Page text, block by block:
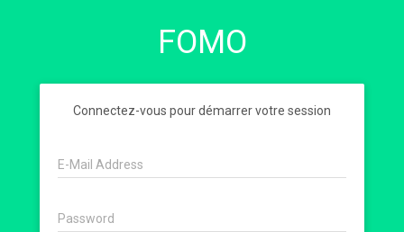
FOMO
Connectez-vous pour démarrer votre session
E-Mail Address
Password